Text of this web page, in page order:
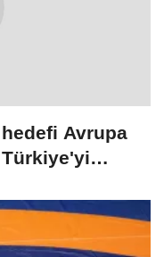
Avrupa